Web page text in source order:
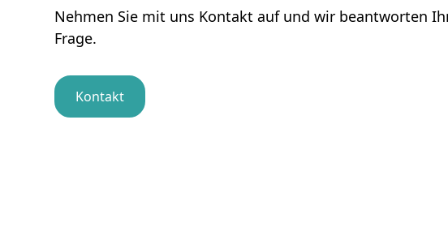
Nehmen Sie mit uns Kontakt auf und wir beantworten
Frage.
Kontakt